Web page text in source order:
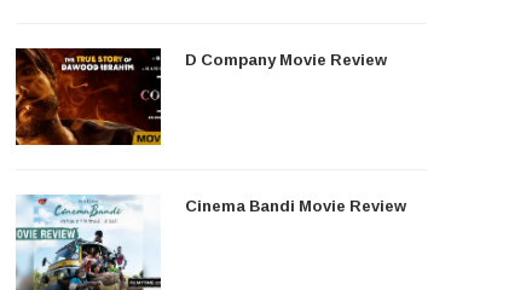
D Company Movie Review
Cinema Bandi Movie Review